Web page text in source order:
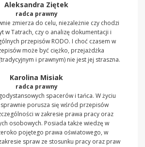
Aleksandra Ziętek
radca prawny
zmierza do celu, niezależnie czy chodzi
w Tatrach, czy o analizę dokumentacji i
przepisów RODO. I choć czasem w
może być ciężko, przejażdżka
i prawnym) nie jest jej straszna.
Karolina Misiak
radca prawny
spacerów i tańca. W życiu
porusza się wśród przepisów
w zakresie prawa pracy oraz
osobowych. Posiada także wiedzę w
pojętego prawa oświatowego, w
spraw ze stosunku pracy oraz praw